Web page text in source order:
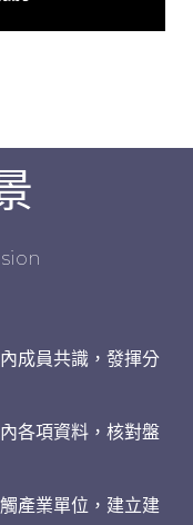
成員共識，發揮分
各項資料，核對盤
產業單位，建立建